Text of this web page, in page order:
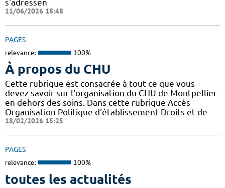
s'adressen
11/06/2026 18:48
PAGES
relevance: 100%
À propos du CHU
Cette rubrique est consacrée à tout ce que vous
devez savoir sur l'organisation du CHU de Montpellier
en dehors des soins. Dans cette rubrique Accès
Organisation Politique d'établissement Droits et de
18/02/2026 15:25
PAGES
relevance: 100%
toutes les actualités